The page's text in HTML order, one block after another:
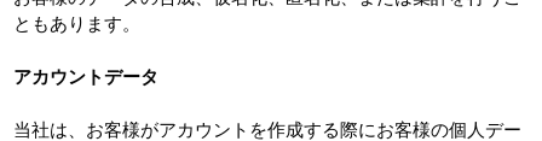
ともあります。
アカウントデータ
当社は、お客様がアカウントを作成する際にお客様の個人デー